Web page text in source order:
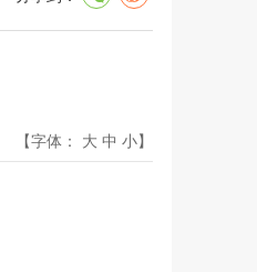
【字体： 大 中 小】